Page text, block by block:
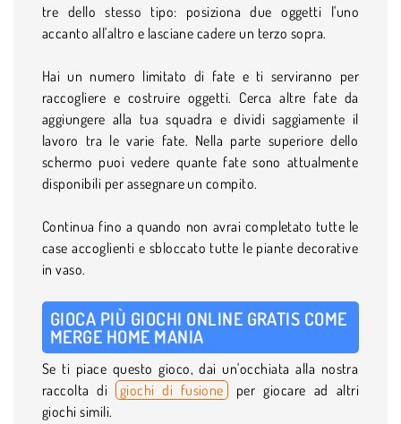
tre dello stesso tipo: posiziona due oggetti l'uno
accanto all'altro e lasciane cadere un terzo sopra.
Hai un numero limitato di fate e ti serviranno per
raccogliere e costruire oggetti. Cerca altre fate da
aggiungere alla tua squadra e dividi saggiamente il
lavoro tra le varie fate. Nella parte superiore dello
schermo puoi vedere quante fate sono attualmente
disponibili per assegnare un compito.
Continua fino a quando non avrai completato tutte le
case accoglienti e sbloccato tutte le piante decorative
in vaso.
GIOCA PIÙ GIOCHI ONLINE GRATIS COME
MERGE HOME MANIA
Se ti piace questo gioco, dai un'occhiata alla nostra
raccolta di
giochi di fusione per giocare ad altri
giochi simili.